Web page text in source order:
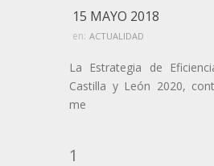
15 MAYO 2018
en: ACTUALIDAD
La Estrategia de
Castilla y León 2020,
me
1